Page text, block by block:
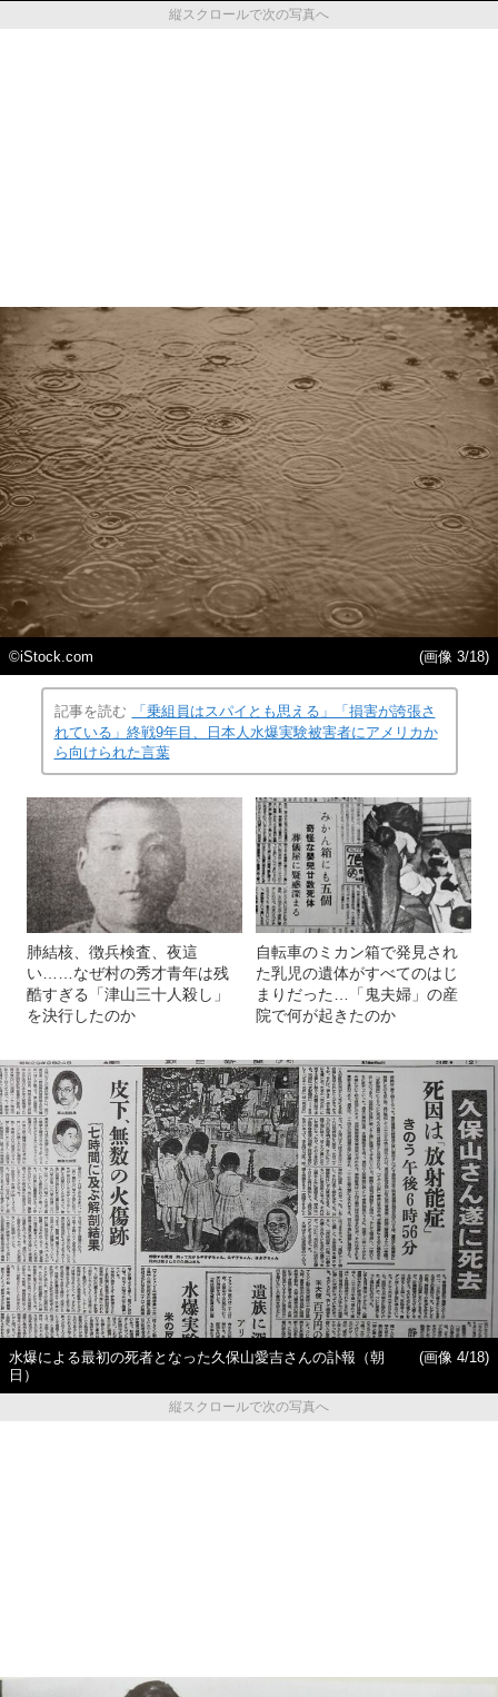
縦スクロールで次の写真へ
©iStock.com (画像 3/18)
記事を読む
「乗組員はスパイとも思える」「損害が誇張さ
れている」終戦9年目、日本人水爆実験被害者にアメリカか
ら向けられた言葉
肺結核、徴兵検査、夜這
い……なぜ村の秀才青年は残
酷すぎる「津山三十人殺し」
を決行したのか
自転車のミカン箱で発見され
た乳児の遺体がすべてのはじ
まりだった…「鬼夫婦」の産
院で何が起きたのか
水爆による最初の死者となった久保山愛吉さんの訃報（朝
日）
(画像 4/18)
縦スクロールで次の写真へ